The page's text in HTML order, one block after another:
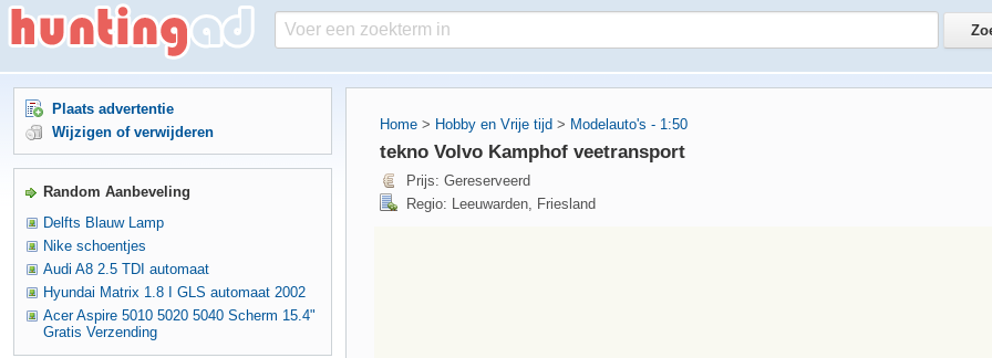
Home > Hobby en Vrije tijd > Modelauto's - 1:50
tekno Volvo Kamphof veetransport
Prijs: Gereserveerd
Regio: Leeuwarden, Friesland
Plaats advertentie
Wijzigen of verwijderen
Random Aanbeveling
Delfts Blauw Lamp
Nike schoentjes
Audi A8 2.5 TDI automaat
Hyundai Matrix 1.8 I GLS automaat 2002
Acer Aspire 5010 5020 5040 Scherm 15.4"
Gratis Verzending